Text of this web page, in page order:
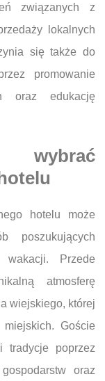
związanych z
lokalnych
się także do
promowanie
oraz edukację
wybrać
hotelu może
poszukujących
wakacji. Przede
atmosferę
wiejskiego, której
Goście
tradycje poprzez
oraz